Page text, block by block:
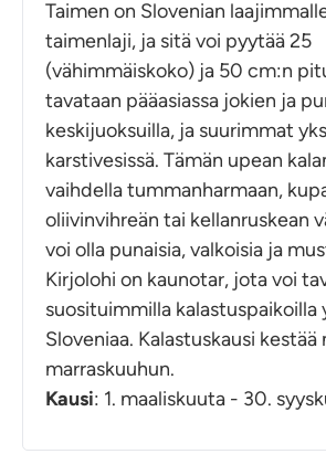
Taimen on Slovenian
taimenlaji, ja sitä voi pyytää 25
(vähimmäiskoko) ja 50 cm:n
tavataan pääasiassa jokien ja
keskijuoksuilla, ja suurimmat
karstivesissä. Tämän upean
vaihdella tummanharmaan,
oliivinvihreän tai kellanruskean
voi olla punaisia, valkoisia ja
Kirjolohi on kaunotar, jota voi
suosituimmilla kalastuspaikoilla
Sloveniaa. Kalastuskausi kestää
marraskuuhun.
Kausi: 1. maaliskuuta - 30.